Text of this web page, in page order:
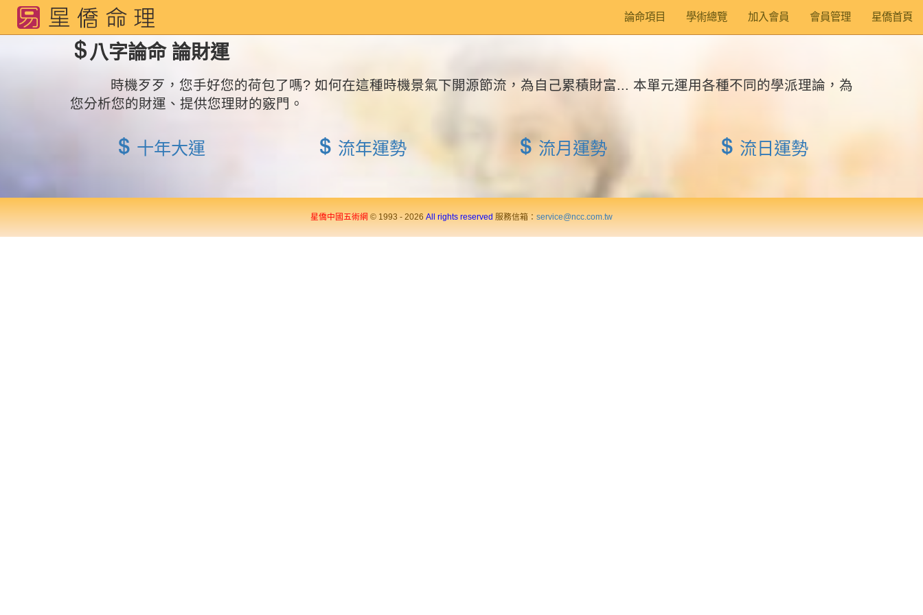
論命項目 學術總覽 加入會員 會員管理 星僑首頁
八字論命 論財運
時機歹歹，您手好您的荷包了嗎? 如何在這種時機景氣下開源節流，為自己累積財富... 本單元運用各種不同的學派理論，為
您分析您的財運、提供您理財的竅門。
十年大運 流年運勢 流月運勢 流日運勢
星僑中國五術網 © 1993 - 2026 All rights reserved 服務信箱： service@ncc.com.tw